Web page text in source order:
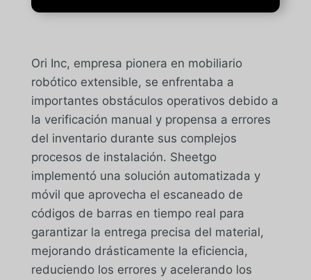
Ori Inc, empresa pionera en mobiliario
robótico extensible, se enfrentaba a
importantes obstáculos operativos debido a
la verificación manual y propensa a errores
del inventario durante sus complejos
procesos de instalación. Sheetgo
implementó una solución automatizada y
móvil que aprovecha el escaneado de
códigos de barras en tiempo real para
garantizar la entrega precisa del material,
mejorando drásticamente la eficiencia,
reduciendo los errores y acelerando los